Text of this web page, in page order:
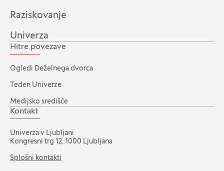
Raziskovanje
Univerza
Hitre povezave
Ogledi Deželnega dvorca
Teden Univerze
Medijsko središče
Kontakt
Univerza v Ljubljani
Kongresni trg 12, 1000 Ljubljana
Splošni kontakti